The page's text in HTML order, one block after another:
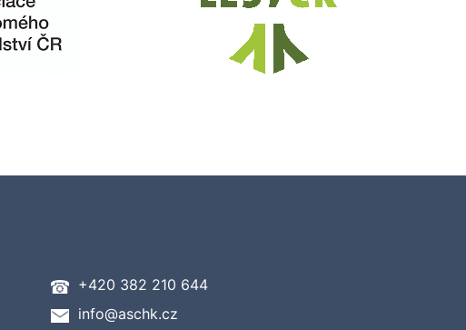
+420 382 210 644
info@aschk.cz